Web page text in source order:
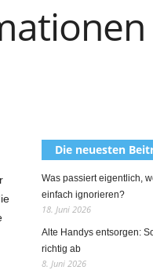
Die neuesten
Was passiert eigentlich,
einfach ignorieren?
18. Juni 2026
Alte Handys entsorgen:
richtig ab
8. Juni 2026